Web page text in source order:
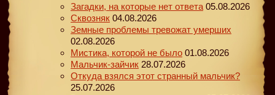
Загадки, на которые нет ответа 05.08.2026
Сквозняк 04.08.2026
Земные проблемы тревожат умерших
02.08.2026
Мистика, которой не было 01.08.2026
Мальчик-зайчик 28.07.2026
Откуда взялся этот странный мальчик?
25.07.2026